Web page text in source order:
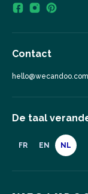
Contact
hello@wecandoo.com
De taal
FR EN NL